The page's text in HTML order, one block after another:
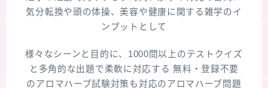
気分転換や頭の体操、美容や健康に関する雑学のイ
ンプットとして
様々なシーンと目的に、1000問以上のテストクイズ
と多角的な出題で柔軟に対応する 無料・登録不要
のアロマハーブ試験対策も対応のアロマハーブ問題